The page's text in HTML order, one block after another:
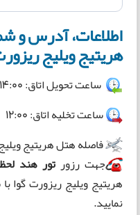
اطلاعات، آدرس و
هریتیج ویلیج
ساعت تحویل اتاق: 14:00
ساعت تخلیه اتاق: 12:00
فاصله هتل هریتیج ویلیج
جهت رزورتور هند
نمایید.